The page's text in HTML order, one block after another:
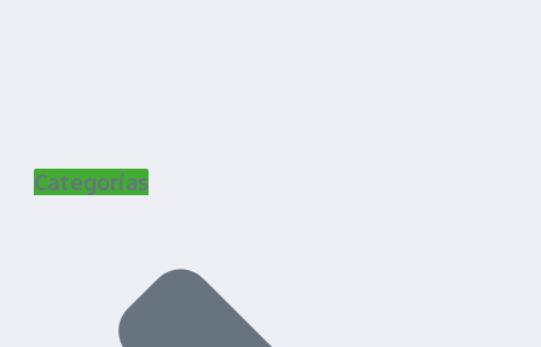
Categorías